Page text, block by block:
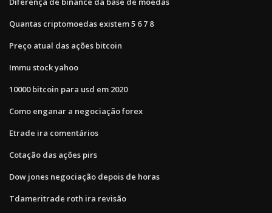
Quantas criptomoedas existem 5 6 7 8
Preço atual das ações bitcoin
Immu stock yahoo
10000 bitcoin para usd em 2020
Como enganar a negociação forex
Etrade ira comentários
Cotação das ações pirs
Dow jones negociação depois de horas
Tdameritrade roth ira revisão